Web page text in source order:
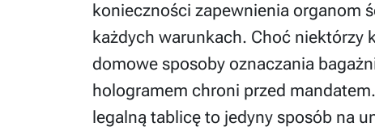
konieczności zapewnienia organom
każdych warunkach. Choć niektórzy
domowe sposoby oznaczania
hologramem chroni przed
legalną tablicę to jedyny sposób na